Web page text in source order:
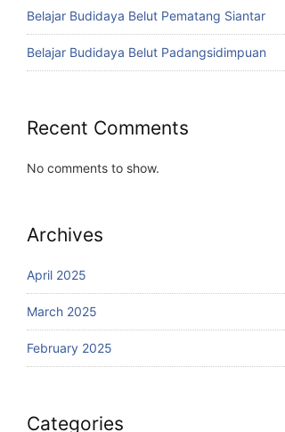
Belajar Budidaya Belut Pematang Siantar
Belajar Budidaya Belut Padangsidimpuan
Recent Comments
No comments to show.
Archives
April 2025
March 2025
February 2025
Categories